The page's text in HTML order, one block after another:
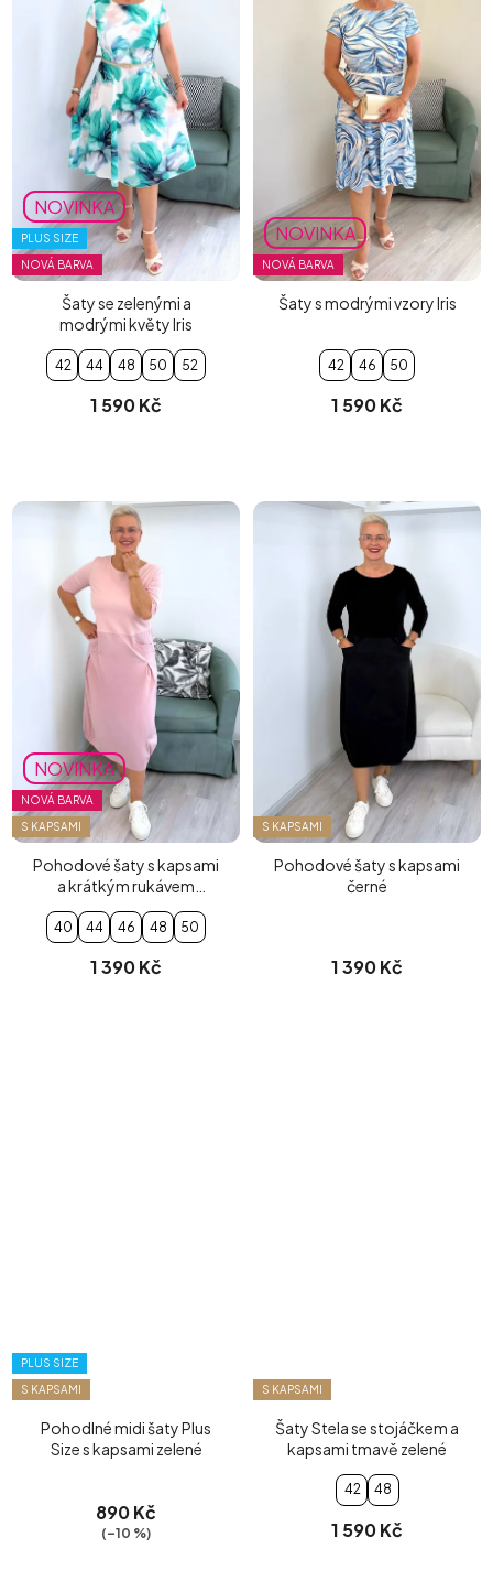
NOVINKA
PLUS SIZE
NOVÁ BARVA
Šaty se zelenými a
modrými květy Iris
42 44 48 50 52
1 590 Kč
NOVINKA
NOVÁ BARVA
Šaty s modrými vzory Iris
42 46 50
1 590 Kč
NOVINKA
NOVÁ BARVA
S KAPSAMI
Pohodové šaty s kapsami
a krátkým rukávem
pudrově růžové
40 44 46 48 50
1 390 Kč
S KAPSAMI
Pohodové šaty s kapsami
černé
1 390 Kč
PLUS SIZE
S KAPSAMI
Pohodlné midi šaty Plus
Size s kapsami zelené
890 Kč
(–10 %)
S KAPSAMI
Šaty Stela se stojáčkem a
kapsami tmavě zelené
42 48
1 590 Kč